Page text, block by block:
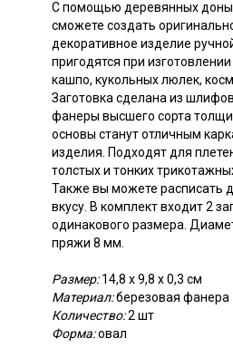
С помощью деревянных
сможете создать
декоративное изделие
пригодятся при
кашпо, кукольных люлек,
Заготовка сделана из
фанеры высшего сорта
основы станут отличным
изделия. Подходят для
толстых и тонких
Также вы можете расписать
вкусу. В комплект входит 2
одинакового размера.
пряжи 8 мм.
Размер:14,8 х 9,8 х 0,3 см
Материал:березовая фанера
Количество:2 шт
Форма:овал